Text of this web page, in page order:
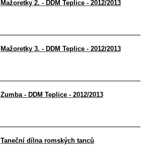
Mažoretky 2. - DDM Teplice - 2012/2013
Mažoretky 3. - DDM Teplice - 2012/2013
Zumba - DDM Teplice - 2012/2013
Taneční dílna romských tanců